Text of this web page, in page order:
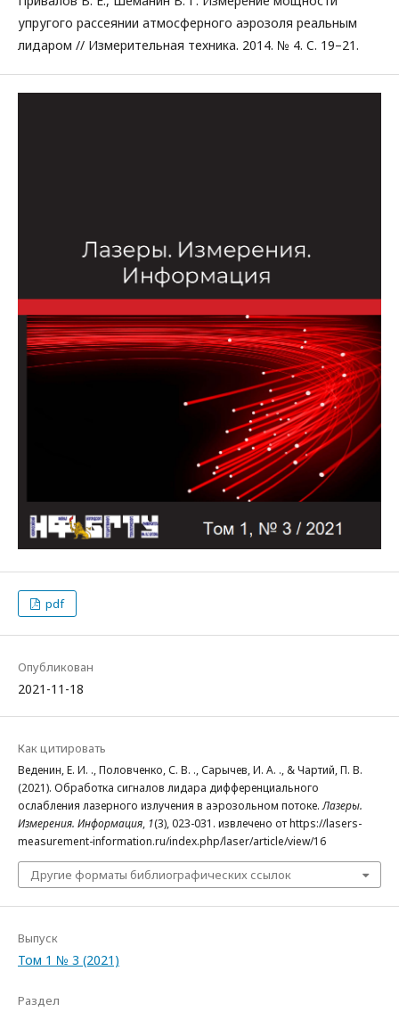
упругого рассеянии атмосферного аэрозоля реальным
лидаром // Измерительная техника. 2014. № 4. C. 19–21.
pdf
Опубликован
2021-11-18
Как цитировать
Веденин, Е. И. ., Половченко, С. В. ., Сарычев, И. А. ., & Чартий, П. В.
(2021). Обработка сигналов лидара дифференциального
ослабления лазерного излучения в аэрозольном потоке.Лазеры.
Измерения. Информация, 1(3), 023-031. извлечено от https://lasers-
measurement-information.ru/index.php/laser/article/view/16
Другие форматы библиографических ссылок
Выпуск
Том 1 № 3 (2021)
Раздел